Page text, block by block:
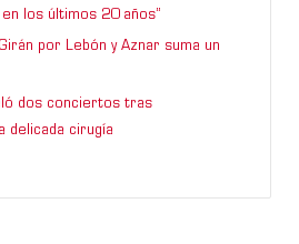
en los últimos 20 años”
por Lebón y Aznar suma un
dos conciertos tras
delicada cirugía